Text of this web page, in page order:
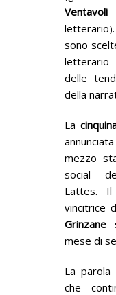
sono
letterario
delle
della
La
annunciata
mezzo
social
Lattes. Il
vincitrice
Grinzane
mese di
La parola
che